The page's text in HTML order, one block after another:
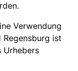
Verwendung
ist
Urhebers